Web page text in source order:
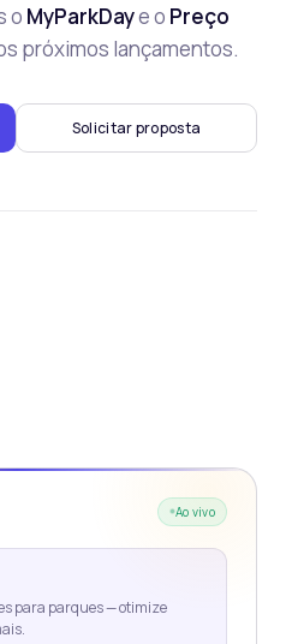
o MyParkDaye o Preço
próximos lançamentos.
Solicitar proposta
Ao vivo
para parques — otimize